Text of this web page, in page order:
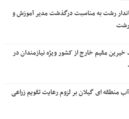
رشت به مناسبت درگذشت مدیر آموزش و
رشت
خیرین مقیم خارج از کشور ویژه نیازمندان در
منطقه ای گیلان بر لزوم رعایت تقویم زراعی‌